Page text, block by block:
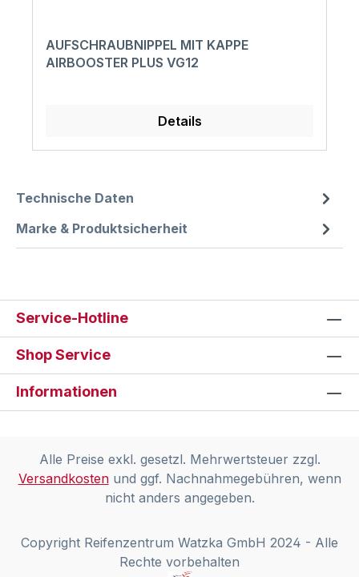
AUFSCHRAUBNIPPEL MIT KAPPE
AIRBOOSTER PLUS VG12
Details
Technische Daten
Marke & Produktsicherheit
Service-Hotline
Shop Service
Informationen
Alle Preise exkl. gesetzl. Mehrwertsteuer zzgl.
Versandkostenund ggf. Nachnahmegebühren, wenn
nicht anders angegeben.
Copyright Reifenzentrum Watzka GmbH 2024 - Alle
Rechte vorbehalten